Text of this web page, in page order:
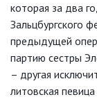
которая за два
Зальцбургского
предыдущей
партию сестры
– другая
литовская